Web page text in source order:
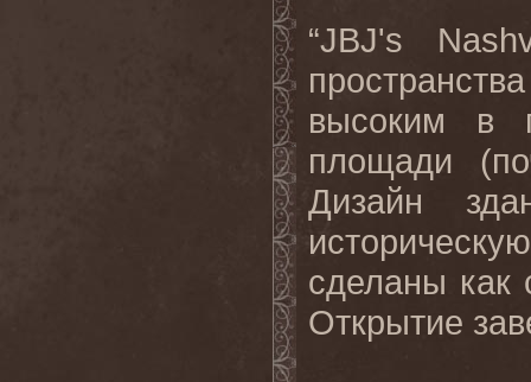
“JBJ's
высоким в
площади
Дизайн
сделаны как
Открытие